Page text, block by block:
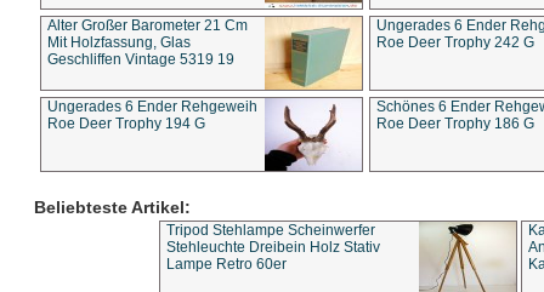
Alter Großer Barometer 21 Cm
Mit Holzfassung, Glas
Geschliffen Vintage 5319 19
Ungerades 6 Ender
Roe Deer Trophy 242 G
Ungerades 6 Ender Rehgeweih
Roe Deer Trophy 194 G
Schönes 6 Ender
Roe Deer Trophy 186 G
Beliebteste Artikel:
Tripod Stehlampe Scheinwerfer
Stehleuchte Dreibein Holz Stativ
Lampe Retro 60er